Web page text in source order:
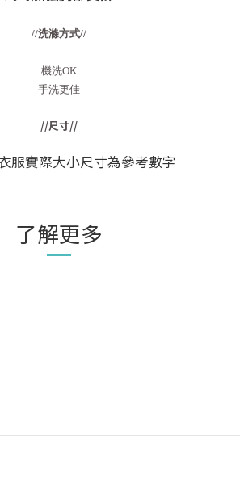
//洗滌方式//
機洗OK
手洗更佳
//尺寸//
服實際大小尺寸為參考數字
了解更多